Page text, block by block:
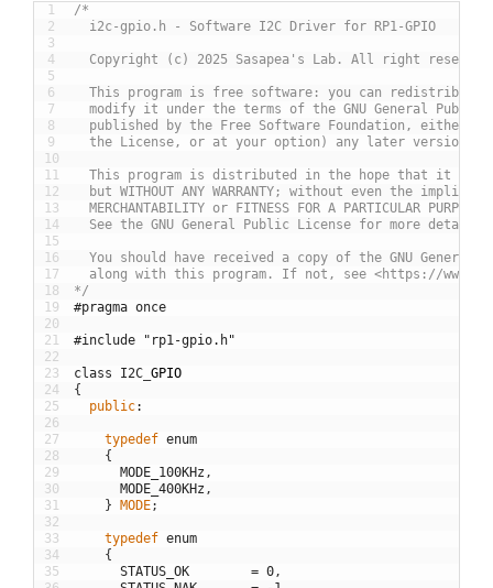
1
2
3
4
5
6
7
8
9
10
11
12
13
14
15
16
17
18
19
20
21
22
23
24
25
26
27
28
29
30
31
32
33
34
35
/*
i2c-gpio.h - Software I2C Driver for RP1-GPIO
Copyright (c) 2025 Sasapea's Lab. All right
This program is free software: you can redistribute
modify it under the terms of the GNU General Public
published by the Free Software Foundation, either
the License, or at your option) any later version.
This program is distributed in the hope that it will
but WITHOUT ANY WARRANTY; without even the implied
MERCHANTABILITY or FITNESS FOR A PARTICULAR PURPOSE.
See the GNU General Public License for more details.
You should have received a copy of the GNU General
along with this program. If not, see <https://
*/
#pragma once
#include "rp1-gpio.h"
class I2C GPIO
{
public:
typedef enum
{
MODE_100KHz ,
MODE_400KHz ,
} MODE;
typedef enum
{
STATUS_OK
= 0 ,